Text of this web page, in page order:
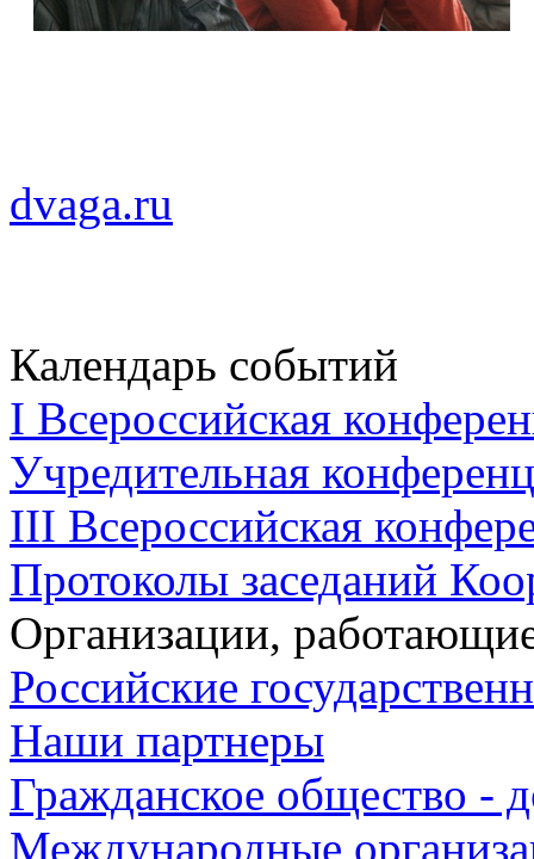
dvaga.ru
Календарь событий
I Всероссийская
Учредительная
III Всероссийская
Протоколы заседаний
Организации,
Российские
Наши партнеры
Гражданское общество -
Международные